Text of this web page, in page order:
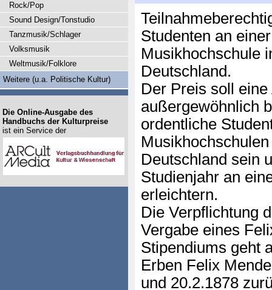
Studenten an
Musikhochschule
Deutschland.
Der Preis soll
außergewöhnlich
ordentliche
Deutschland sein
Studienjahr an
erleichtern.
Die Verpflichtung
Vergabe eines
Stipendiums geht
Erben Felix
und 20.2.1878
Rock/Pop
Sound Design/Tonstudio
Tanzmusik/Schlager
Volksmusik
Weltmusik/Folklore
Weitere (u.a. Politische Kultur)
Die Online-Ausgabe des
Handbuchs der Kulturpreise
ist ein Service der